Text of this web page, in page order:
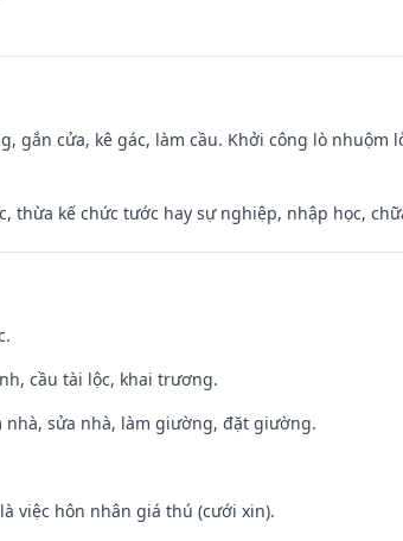
gắn cửa, kê gác, làm cầu. Khởi công lò
thừa kế chức tước hay sự nghiệp, nhập học,
cầu tài lộc, khai trương.
nhà, sửa nhà, làm giường, đặt giường.
việc hôn nhân giá thú (cưới xin).